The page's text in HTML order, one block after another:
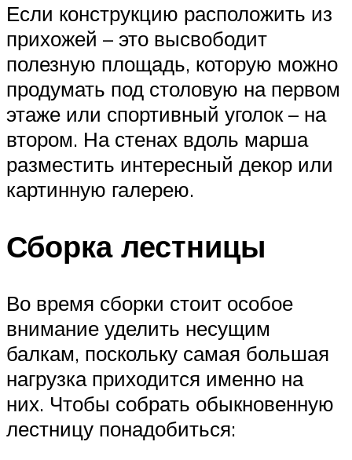
Если конструкцию расположить из
прихожей – это высвободит
полезную площадь, которую можно
продумать под столовую на первом
этаже или спортивный уголок – на
втором. На стенах вдоль марша
разместить интересный декор или
картинную галерею.
Сборка лестницы
Во время сборки стоит особое
внимание уделить несущим
балкам, поскольку самая большая
нагрузка приходится именно на
них. Чтобы собрать обыкновенную
лестницу понадобиться: